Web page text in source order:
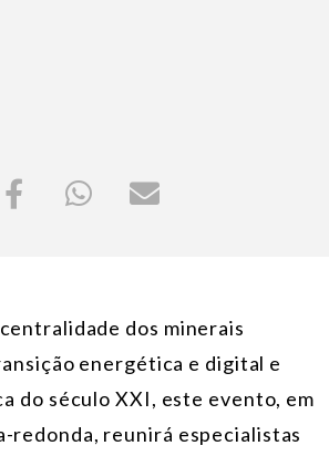
dos minerais
energética e digital e
do século XXI, este evento, em
redonda, reunirá especialistas